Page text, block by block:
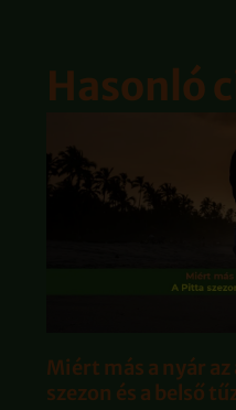
Hasonló
Miért más a nyár
szezon és a belső